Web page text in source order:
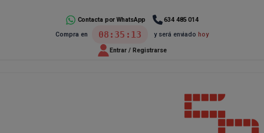
Contacta por WhatsApp
634 485 014
Compra en
08:35:13 y será enviado hoy
Entrar / Registrarse